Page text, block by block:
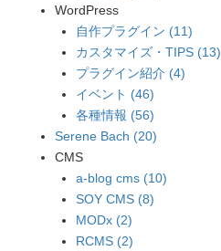
WordPress
自作プラグイン (11)
カスタマイズ・TIPS (13)
プラグイン紹介 (4)
イベント (46)
各種情報 (56)
Serene Bach (20)
CMS
a-blog cms (10)
SOY CMS (8)
MODx (2)
RCMS (2)